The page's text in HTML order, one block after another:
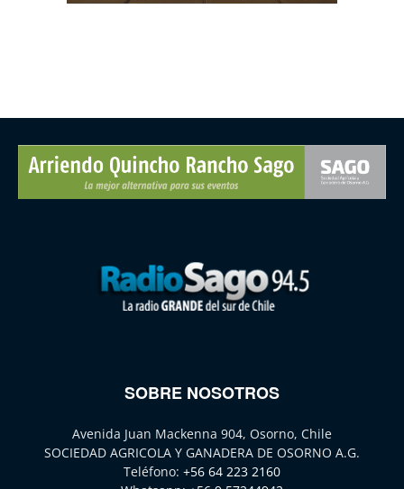
SOBRE NOSOTROS
Avenida Juan Mackenna 904, Osorno, Chile
SOCIEDAD AGRICOLA Y GANADERA DE OSORNO A.G.
Teléfono: +56 64 223 2160